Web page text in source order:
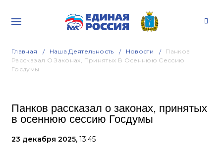
Главная Наша Деятельность Новости
Панков
Рассказал О Законах, Принятых В Осеннюю Сессию
Госдумы
Панков рассказал о законах, принятых
в осеннюю сессию Госдумы
23 декабря 2025, 13:45